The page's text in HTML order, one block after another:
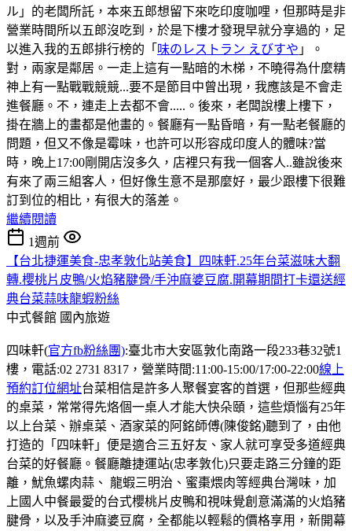
ル」的老闆所託，本來五郎想留下來吃印度咖哩，但那時是非
營業時間所以五郎沒吃到，於是下樓才發現早就分享過的，足
以進入我的五郎排行榜的「 味のレストラン えびすや 」。
對，兩家是鄰居。一走上這有一點暗的木梯，不曉得為什麼精
神上有一點戰戰競競...要不是節目中曾出現，我應該是不會走
進餐廳。不，連走上去都不會.....。後來，老闆說樓上樓下，
掛在牆上的畫都是他畫的。餐廳有一點昏暗，有一點老餐廳的
問題，但又不像是霉味，也許可以形容成印度人的體味?當
時，晚上17:00剛開店沒多久，店裡只有我一個客人..雖說後來
有來了兩三組客人，但好像生意不是那麼好，最少跟樓下很難
訂到位的相比，有很大的落差。
繼續閱讀
1週前
【台北捷運美食-忠孝敦化站美食】四味軒.25年台菜滋味大翻
轉.櫻桃片皮鴨/火焰豬腱骨/手沖麻婆豆腐.開幕期間打卡還送經
典台菜蒜味龍蝦粉絲
中式餐館 國內旅遊
四味軒(官方fb粉絲團):臺北市大安區敦化南路一段233巷32號1
樓，電話:02 2731 8317，營業時間:11:00-15:00/17:00-22:00線上
預約訂位網址台菜相信是許多人聚餐宴客的首選，但那些經典
的桌菜，常常得先烙個一桌人才能大快朵頤，這些煩惱有25年
以上台菜、辦桌菜、酒家菜的阿銘師傅(陳俊銘)聽到了，由他
打造的「四味軒」便是適合三五好友、家人就可享受多道經典
台菜的好餐廳。餐廳離捷運站(忠孝敦化)只要走路三分鐘的距
離，魷魚螺肉蒜、 龍蝦三明治、蜜棗煨肉等經典台灣味，加
上國人中餐最愛的台式櫻桃片皮鴨和視味覺創意滿滿的火焰豬
腱骨，以及手沖麻婆豆腐，全都能以輕鬆的價格享用，新開幕